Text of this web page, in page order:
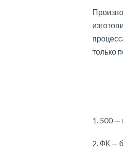
только
1. 500 —
2. ФК —